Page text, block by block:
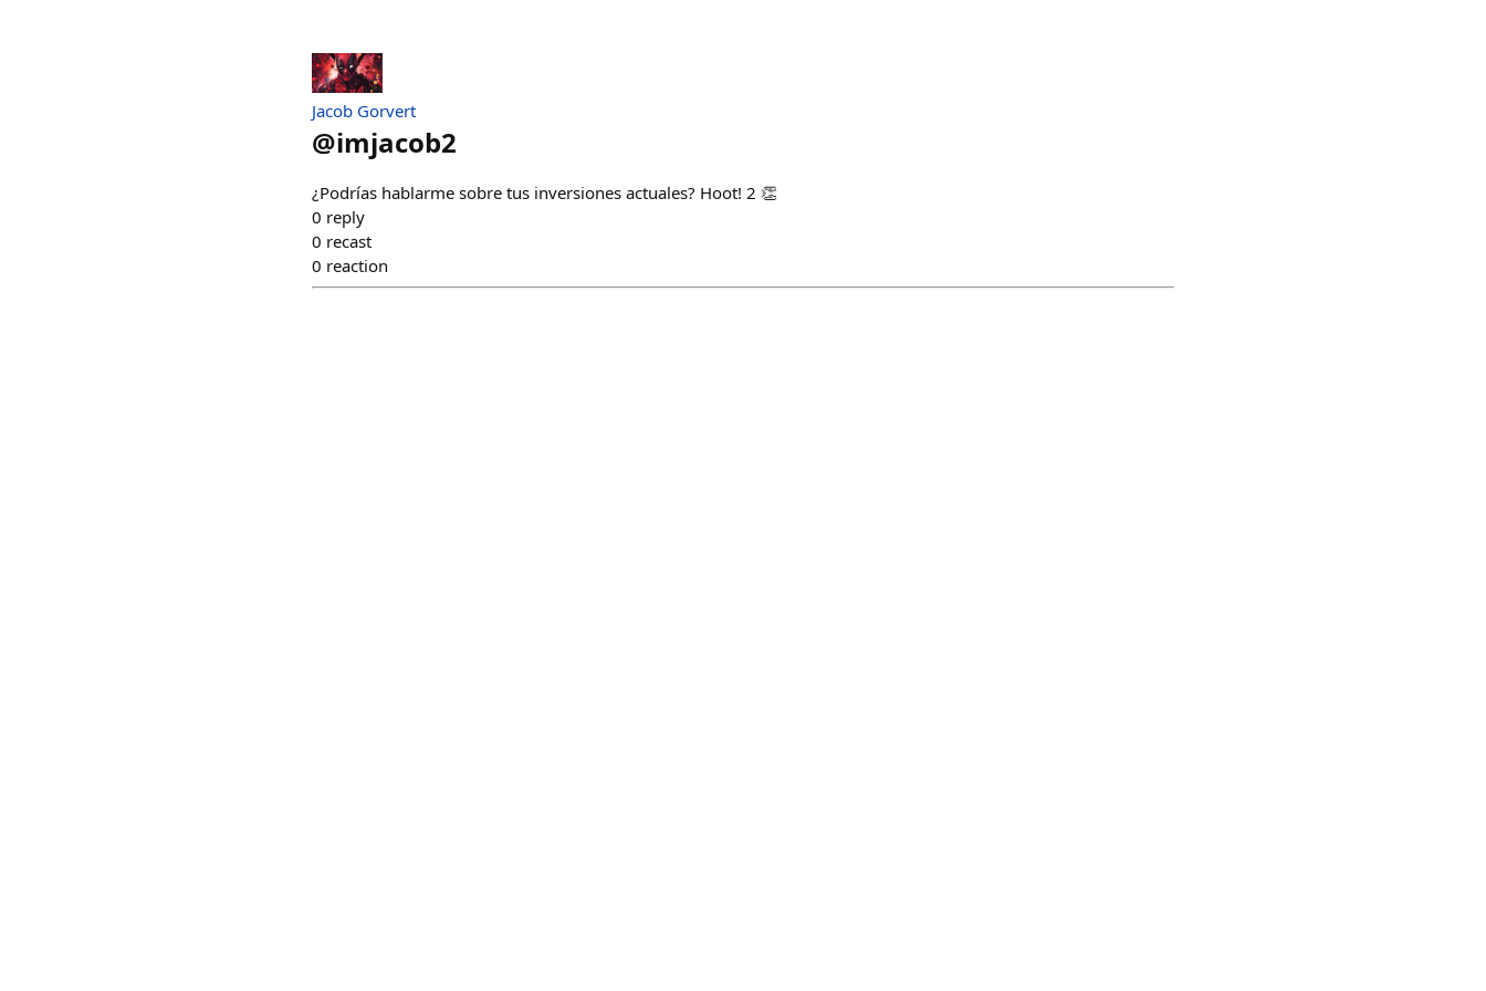
Jacob Gorvert
@imjacob2
¿Podrías hablarme sobre tus inversiones actuales? Hoot! 2 👏
0 reply
0 recast
0 reaction